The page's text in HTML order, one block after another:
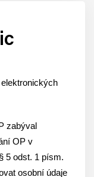
zabýval
OP v
5 odst. 1 písm.
osobní údaje